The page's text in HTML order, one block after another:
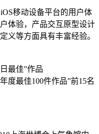
移动设备平台的用户体
体验，产品交互原型设计
义等方面具有丰富经验。
最佳”作品
度最佳100件作品”前15名